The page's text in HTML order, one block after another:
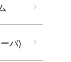
バ)